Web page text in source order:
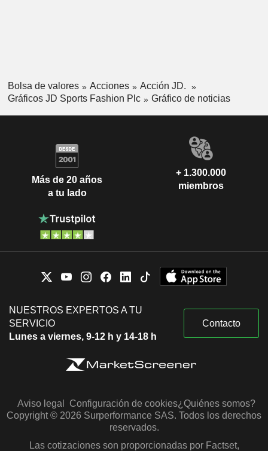
Bolsa de valores Acciones
Acción JD.
Gráficos JD Sports Fashion Plc
Gráfico de noticias
Más de 20 años
a tu lado
+ 1.300.000
miembros
NUESTROS EXPERTOS A TU
SERVICIO
Lunes a viernes, 9-12 h y 14-18 h
Contacto
Aviso legal Configuración de cookies¿Quiénes somos?
Copyright © 2026 Surperformance SAS. Todos los derechos
reservados.
Las cotizaciones son proporcionadas por Factset,